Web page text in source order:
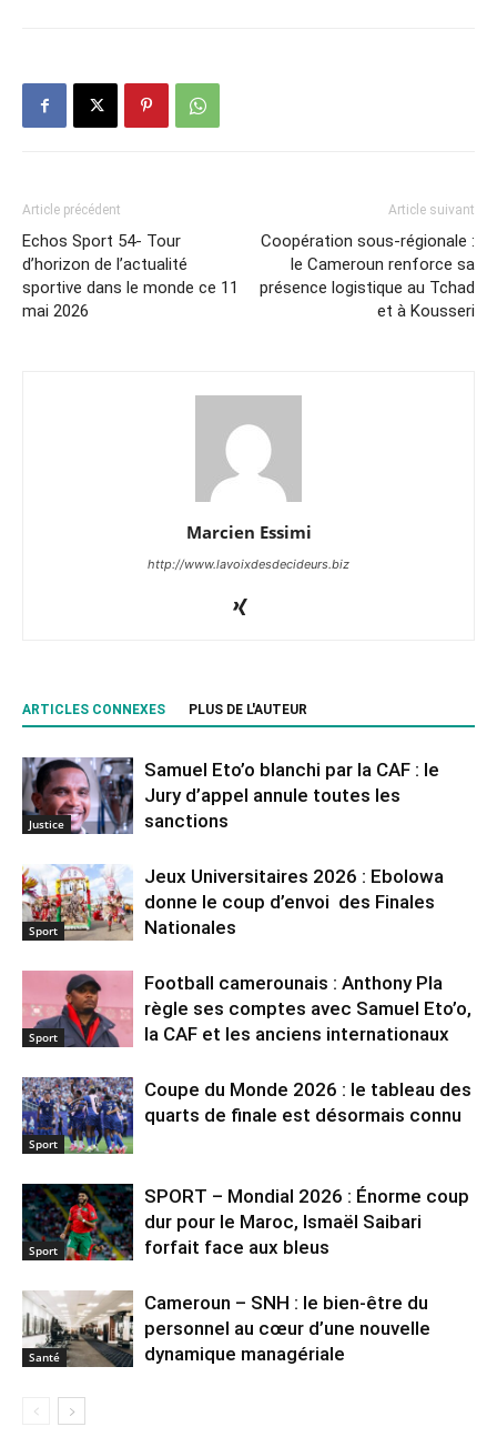
Article précédent
Echos Sport 54- Tour
d’horizon de l’actualité
sportive dans le monde ce 11
mai 2026
Article suivant
Coopération sous-régionale :
le Cameroun renforce sa
présence logistique au Tchad
et à Kousseri
Marcien Essimi
http://www.lavoixdesdecideurs.biz
ARTICLES CONNEXES PLUS DE L'AUTEUR
Justice
Samuel Eto’o blanchi par la CAF : le
Jury d’appel annule toutes les
sanctions
Sport
Jeux Universitaires 2026 : Ebolowa
donne le coup d’envoi des Finales
Nationales
Sport
Football camerounais : Anthony Pla
règle ses comptes avec Samuel Eto’o,
la CAF et les anciens internationaux
Sport
Coupe du Monde 2026 : le tableau des
quarts de finale est désormais connu
Sport
SPORT – Mondial 2026 : Énorme coup
dur pour le Maroc, Ismaël Saibari
forfait face aux bleus
Santé
Cameroun – SNH : le bien-être du
personnel au cœur d’une nouvelle
dynamique managériale